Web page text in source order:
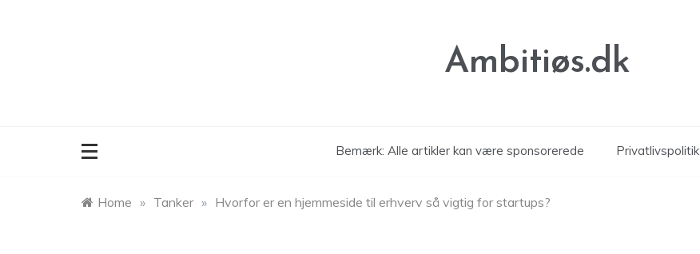
Ambitiøs.dk
Bemærk: Alle artikler kan være sponsorerede Privatlivspolitik
Home » Tanker » Hvorfor er en hjemmeside til erhverv så vigtig for startups?